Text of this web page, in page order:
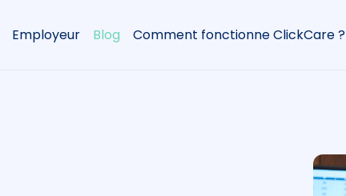
Employeur Blog Comment fonctionne ClickCare ?